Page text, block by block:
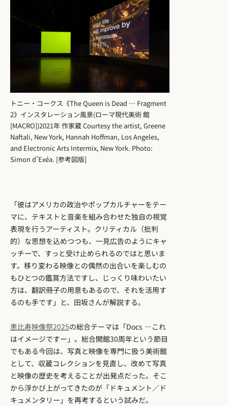
トニー・コークス《The Queen is Dead … Fragment
2》インスタレーション風景(ローマ現代美術 館
[MACRO])2021年 作家蔵 Courtesy the artist, Greene
Naftali, New York, Hannah Hoffman, Los Angeles,
and Electronic Arts Intermix, New York. Photo:
Simon d’Exéa. [参考図版]
「彼はアメリカの政治やポップカルチャーをテー
マに、テキストと音楽を組み合わせた独自の視覚
表現を行うアーティスト。クリティカル（批判
的）な思想を込めつつも、一見広告のようにキャ
ッチーで、すっと受け止められるのではと思いま
す。移り変わる映像との偶然の出合いを楽しむの
もひとつの鑑賞方法ですし、じっくり味わいたい
方は、翻訳冊子の用意もあるので、それを活用す
るのも手です」と、田坂さんが解説する。
恵比寿映像祭2025の総合テーマは「Docs ―これ
はイメージですー」。総合開館30周年という節目
でもある今回は、写真と映像を専門に扱う美術館
として、収蔵コレクションを見直し、改めて写真
と映像の歴史を考えることが出発点だった。そこ
から浮かび上がってきたのが「ドキュメント／ド
キュメンタリー」を再考するという試みだ。